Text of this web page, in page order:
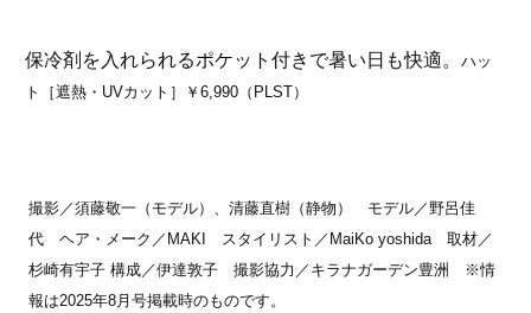
保冷剤を入れられるポケット付きで暑い日も快適。 ハッ
ト［遮熱・UVカット］￥6,990（PLST）
撮影／須藤敬一（モデル）、清藤直樹（静物） モデル／野呂佳
代 ヘア・メーク／MAKI スタイリスト／MaiKo yoshida 取材／
杉崎有宇子 構成／伊達敦子 撮影協力／キラナガーデン豊洲 ※情
報は2025年8月号掲載時のものです。